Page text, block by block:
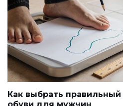
Как выбрать